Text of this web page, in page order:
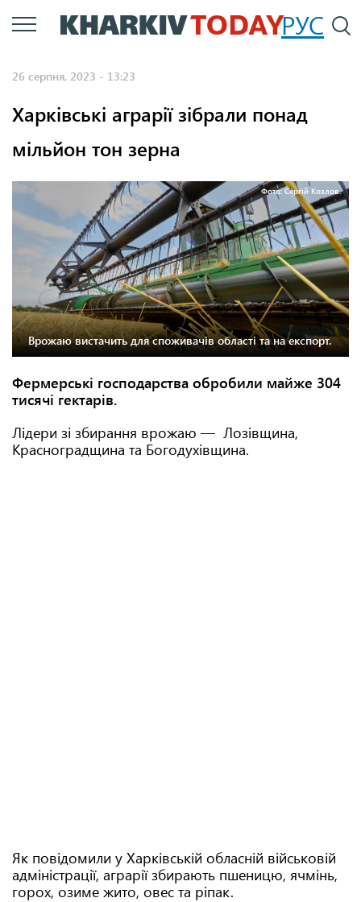
Перейти
до
РУС
26 серпня, 2023 - 13:23
Харківські аграрії зібрали понад
мільйон тон зерна
Фото: Сергій Козлов.
Врожаю вистачить для споживачів області та на експорт.
Фермерські господарства обробили майже 304
тисячі гектарів.
Лідери зі збирання врожаю — Лозівщина,
Красноградщина та Богодухівщина.
Як повідомили у Харківській обласній військовій
адміністрації, аграрії збирають пшеницю, ячмінь,
горох, озиме жито, овес та ріпак.